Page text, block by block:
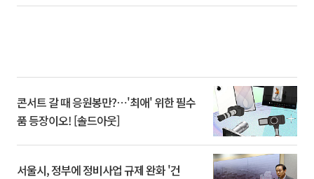
콘서트 갈 때 응원봉만?⋯'최애' 위한 필수
품 등장이오! [솔드아웃]
서울시, 정부에 정비사업 규제 완화 '건